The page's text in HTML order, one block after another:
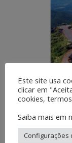
Este site usa
clicar em
cookies,
Saiba mais em
Configurações